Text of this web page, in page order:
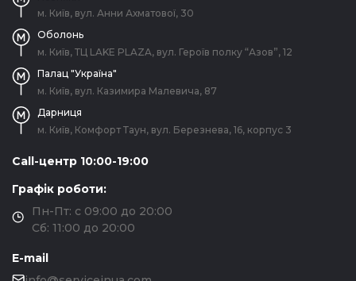
м. Київ, вул. Анни Ахматової, 30
Оболонь
м. Київ, ТЦ LAKE PLAZA, вул. Героїв полку “Азов”, 12
Палац "Україна"
м. Київ, вул. Казимира Малевича, 87
Дарниця
м. Київ, Комфорт Таун, вул. Березнева, 16, корпус 3
Call-центр 10:00-19:00
Графік роботи:
Пн-Пт: с 09:00 до 20:00
Сб: 11:00 до 20:00
E-mail